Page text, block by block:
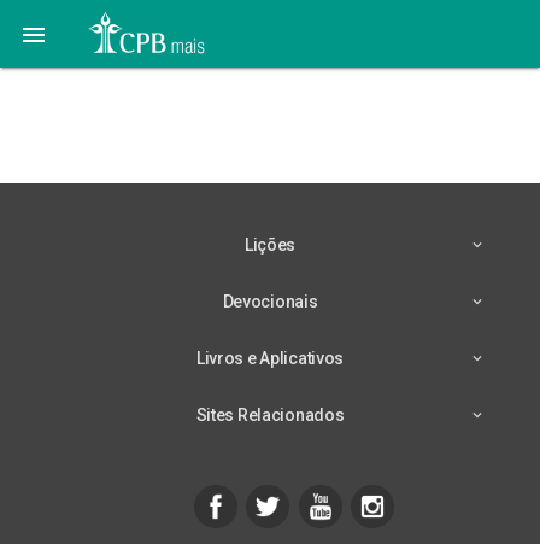

Lições
Devocionais
Livros e Aplicativos
Sites Relacionados